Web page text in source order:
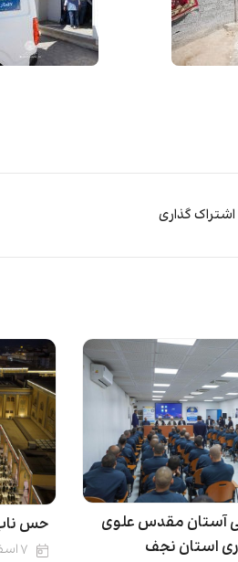
اشتراک گذاری
آستان مقدس علوی
استان نجف
حس
۷ اسفند ۱۴۰۴